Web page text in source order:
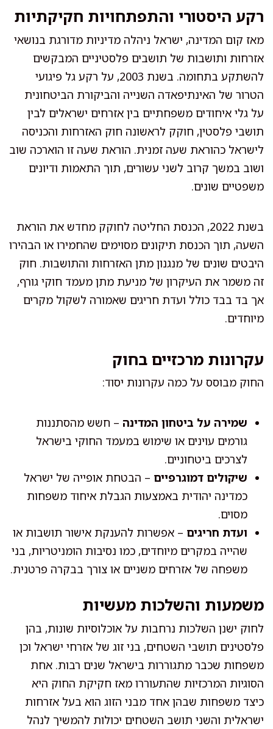
רקע היסטורי והתפתחויות חקיקתיות
מאז קום המדינה, ישראל ניהלה מדיניות מדורגת בנושאי
אזרחות ותושבות של תושבים פלסטיניים המבקשים
להשתקע בתחומה. בשנת 2003, על רקע גל פיגועי
הטרור של האינתיפאדה השנייה והביקורת הביטחונית
על גלי איחודים משפחתיים בין אזרחים ישראלים לבין
תושבי פלסטין, חוקק לראשונה חוק האזרחות והכניסה
לישראל כהוראת שעה זמנית. הוראת שעה זו הוארכה שוב
ושוב במשך קרוב לשני עשורים, תוך התאמות ודיונים
משפטיים שונים.
בשנת 2022, הכנסת החליטה לחוקק מחדש את הוראת
השעה, תוך הכנסת תיקונים מסוימים שהחמירו או הבהירו
היבטים שונים של מנגנון מתן האזרחות והתושבות. חוק
זה משמר את העיקרון של מניעת מתן מעמד חוקי גורף,
אך בד בבד כולל ועדת חריגים שאמורה לשקול מקרים
מיוחדים.
עקרונות מרכזיים בחוק
החוק מבוסס על כמה עקרונות יסוד:
שמירה על ביטחון המדינה – חשש מהסתננות
גורמים עוינים או שימוש במעמד החוקי בישראל
לצרכים ביטחוניים.
שיקולים דמוגרפיים – הבטחת אופייה של ישראל
כמדינה יהודית באמצעות הגבלת איחוד משפחות
מסוים.
ועדת חריגים – אפשרות להענקת אישור תושבות או
שהייה במקרים מיוחדים, כמו נסיבות הומניטריות, בני
משפחה של אזרחים משניים או צורך בבקרה פרטנית.
משמעות והשלכות מעשיות
לחוק ישנן השלכות נרחבות על אוכלוסיות שונות, בהן
פלסטינים תושבי השטחים, בני זוג של אזרחי ישראל וכן
משפחות שכבר מתגוררות בישראל שנים רבות. אחת
הסוגיות המרכזיות שהתעוררו מאז חקיקת החוק היא
כיצד משפחות שבהן אחד מבני הזוג הוא בעל אזרחות
ישראלית והשני תושב השטחים יכולות להמשיך לנהל